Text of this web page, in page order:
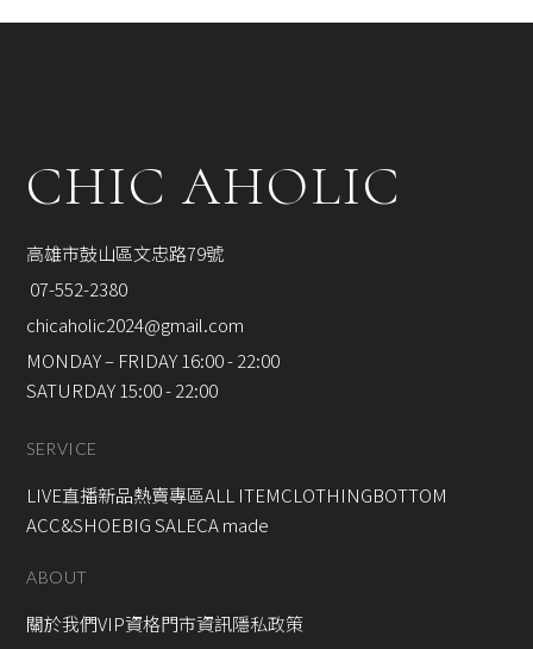
CHIC AHOLIC
高雄市鼓山區文忠路79號
07-552-2380
chicaholic2024@gmail.com
MONDAY – FRIDAY 16:00 - 22:00
SATURDAY 15:00 - 22:00
SERVICE
LIVE直播新品熱賣專區ALL ITEMCLOTHINGBOTTOM
ACC&SHOEBIG SALECA made
ABOUT
關於我們VIP資格門市資訊隱私政策